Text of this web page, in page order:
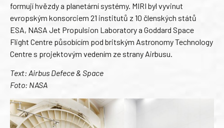
formují hvězdy a planetární systémy. MIRI byl vyvinut
evropským konsorciem 21 institutů z 10 členských států
ESA, NASA Jet Propulsion Laboratory a Goddard Space
Flight Centre působícím pod britským Astronomy Technology
Centre s projektovým vedením ze strany Airbusu.
Text: Airbus Defece & Space
Foto: NASA